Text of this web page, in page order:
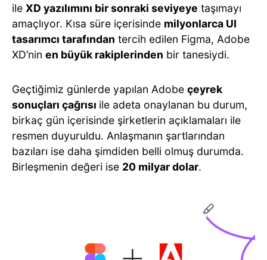
ile XD yazılımını bir sonraki seviyeye taşımayı
amaçlıyor. Kısa süre içerisinde milyonlarca UI
tasarımcı tarafından tercih edilen Figma, Adobe
XD’nin en büyük rakiplerinden bir tanesiydi.
Geçtiğimiz günlerde yapılan Adobe çeyrek
sonuçları çağrısı ile adeta onaylanan bu durum,
birkaç gün içerisinde şirketlerin açıklamaları ile
resmen duyuruldu. Anlaşmanın şartlarından
bazıları ise daha şimdiden belli olmuş durumda.
Birleşmenin değeri ise 20 milyar dolar.